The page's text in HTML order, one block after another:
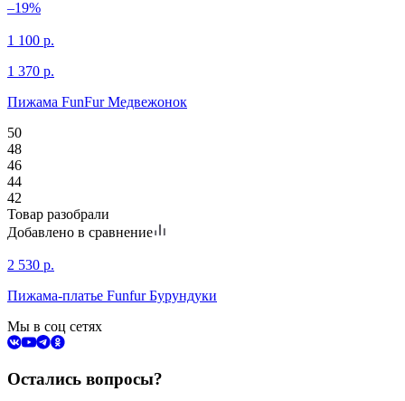
–19%
1 100 р.
1 370 р.
Пижама FunFur Медвежонок
50
48
46
44
42
Товар разобрали
Добавлено в сравнение
2 530 р.
Пижама-платье Funfur Бурундуки
Мы в соц сетях
Остались вопросы?